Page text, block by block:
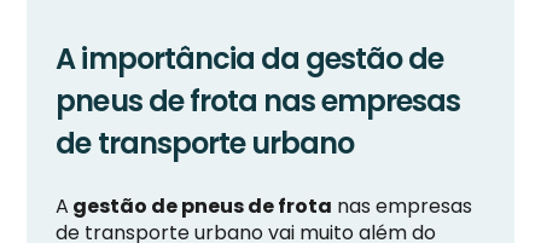
A importância da gestão de
pneus de frota nas empresas
de transporte urbano
A gestão de pneus de frota nas empresas
de transporte urbano vai muito além do